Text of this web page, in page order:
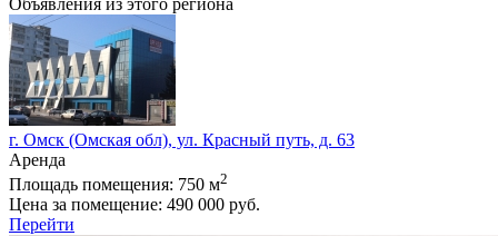
г. Омск (Омская обл), ул. Красный путь, д. 63
Аренда
Площадь помещения: 750 м2
Цена за помещение: 490 000 руб.
Перейти